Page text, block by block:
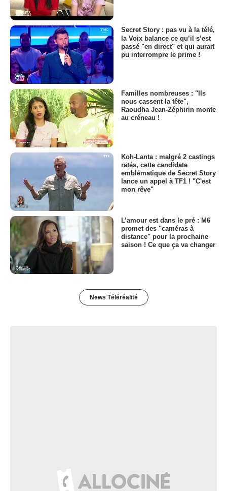
Secret Story : pas vu à la télé,
la Voix balance ce qu’il s’est
passé "en direct" et qui aurait
pu interrompre le prime !
Familles nombreuses : "Ils
nous cassent la tête",
Raoudha Jean-Zéphirin monte
au créneau !
Koh-Lanta : malgré 2 castings
ratés, cette candidate
emblématique de Secret Story
lance un appel à TF1 ! "C'est
mon rêve"
L’amour est dans le pré : M6
promet des "caméras à
distance" pour la prochaine
saison ! Ce que ça va changer
News Téléréalité